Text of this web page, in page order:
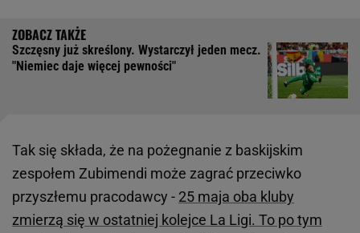
Szczęsny już skreślony. Wystarczył jeden mecz.
"Niemiec daje więcej pewności"
Tak się składa, że na pożegnanie z baskijskim
zespołem Zubimendi może zagrać przeciwko
przyszłemu pracodawcy - 25 maja oba kluby
zmierzą się w ostatniej kolejce La Ligi. To po tym